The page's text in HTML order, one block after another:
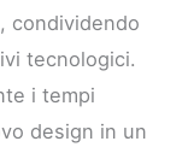
condividendo
tecnologici.
i tempi
design in un